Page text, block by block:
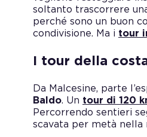
soltanto trascorrere
perché sono un buon
condivisione. Ma i tour
I tour della
Da Malcesine, parte
Baldo. Un tour di 120
Percorrendo sentieri
scavata per metà nella